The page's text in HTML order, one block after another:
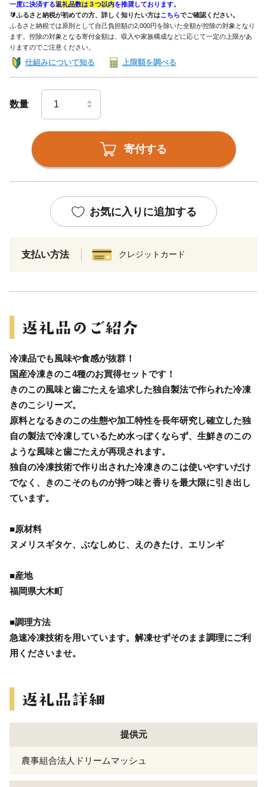
一度に決済する返礼品数は３つ以内を推奨しております。
🔰ふるさと納税が初めての方、詳しく知りたい方はこちらでご確認ください。
ふるさと納税では原則として自己負担額の2,000円を除いた全額が控除の対象となり
ます。控除の対象となる寄付金額は、収入や家族構成などに応じて一定の上限があ
りますのでご注意ください。
仕組みについて知る 上限額を調べる
数量
寄付する
お気に入りに追加する
支払い方法 クレジットカード
冷凍品でも風味や食感が抜群！
国産冷凍きのこ4種のお買得セットです！
きのこの風味と歯ごたえを追求した独自製法で作られた冷凍
きのこシリーズ。
原料となるきのこの生態や加工特性を長年研究し確立した独
自の製法で冷凍しているため水っぽくならず、生鮮きのこの
ような風味と歯ごたえが再現されます。
独自の冷凍技術で作り出された冷凍きのこは使いやすいだけ
でなく、きのこそのものが持つ味と香りを最大限に引き出し
ています。
■原材料
ヌメリスギタケ、ぶなしめじ、えのきたけ、エリンギ
■産地
福岡県大木町
■調理方法
急速冷凍技術を用いています。解凍せずそのまま調理にご利
用くださいませ。
提供元
農事組合法人ドリームマッシュ